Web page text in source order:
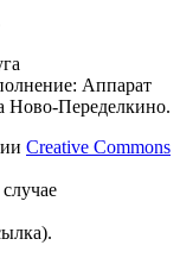
Аппарат
Ново-Переделкино.
Creative Commons